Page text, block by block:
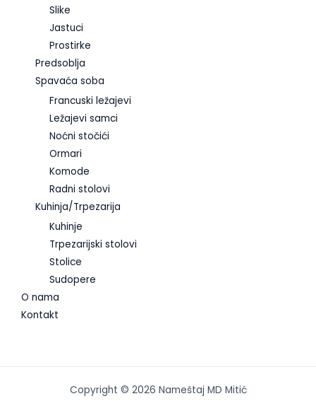
Slike
Jastuci
Prostirke
Predsoblja
Spavaća soba
Francuski ležajevi
Ležajevi samci
Noćni stočići
Ormari
Komode
Radni stolovi
Kuhinja/Trpezarija
Kuhinje
Trpezarijski stolovi
Stolice
Sudopere
O nama
Kontakt
Copyright © 2026 Nameštaj MD Mitić